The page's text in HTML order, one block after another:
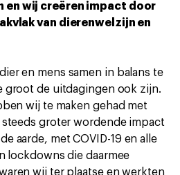
en wij creëren impact door
van dierenwelzijn en
en mens samen in balans te
groot de uitdagingen ook zijn.
wij te maken gehad met
groter wordende impact
aarde, met COVID-19 en alle
lockdowns die daarmee
wij ter plaatse en werkten